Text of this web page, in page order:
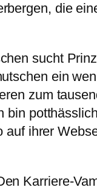
die
sucht
ein
zum
ihrer
Karriere-